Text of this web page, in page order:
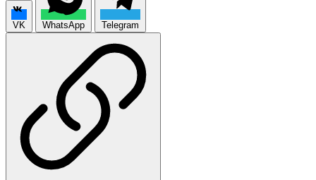
VK WhatsApp Telegram